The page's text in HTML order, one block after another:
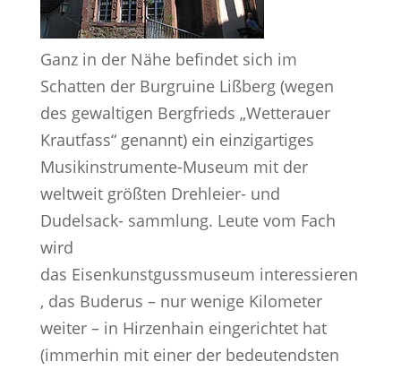
Ganz in der Nähe befindet sich im
Schatten der Burgruine Lißberg (wegen
des gewaltigen Bergfrieds „Wetterauer
Krautfass“ genannt) ein einzigartiges
Musikinstrumente-Museum mit der
weltweit größten Drehleier- und
Dudelsack- sammlung. Leute vom Fach
wird
das Eisenkunstgussmuseum interessieren
, das Buderus – nur wenige Kilometer
weiter – in Hirzenhain eingerichtet hat
(immerhin mit einer der bedeutendsten